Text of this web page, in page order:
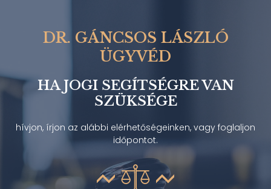
DR. GÁNCSOS LÁSZLÓ
ÜGYVÉD
HA JOGI SEGÍTSÉGRE VAN
SZÜKSÉGE
hívjon, írjon az alábbi elérhetőségeinken, vagy foglaljon
időpontot.